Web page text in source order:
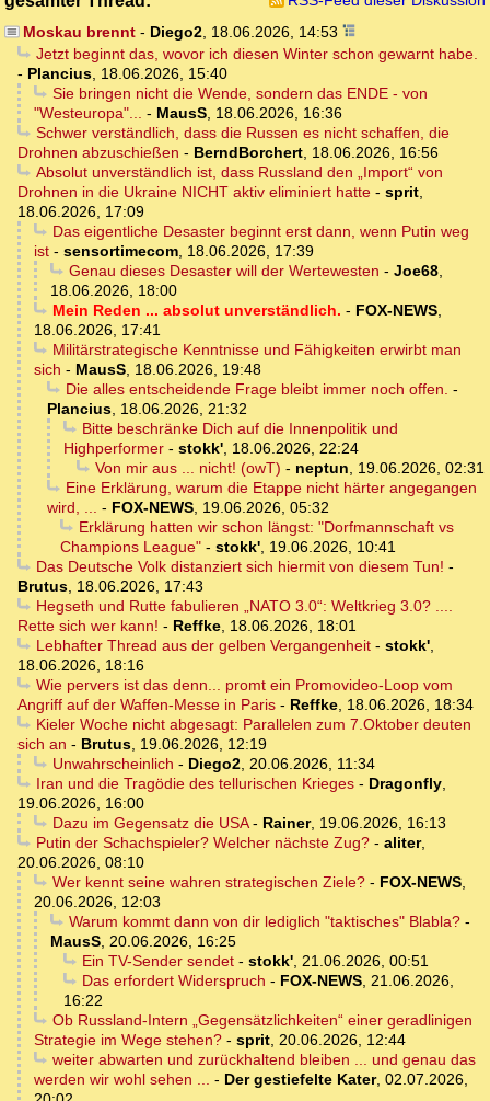
Moskau brennt- Diego2, 18.06.2026, 14:53
Jetzt beginnt das, wovor ich diesen Winter schon gewarnt habe.
- Plancius 18.06.2026, 15:40
Sie bringen nicht die Wende, sondern das ENDE - von
"Westeuropa"...
- MausS 18.06.2026, 16:36
Schwer verständlich, dass die Russen es nicht schaffen, die
Drohnen abzuschießen - BerndBorchert 18.06.2026, 16:56
Absolut unverständlich ist, dass Russland den „Import“ von
Drohnen in die Ukraine NICHT aktiv eliminiert hatte - sprit
18.06.2026, 17:09
Das eigentliche Desaster beginnt erst dann, wenn Putin weg
ist - sensortimecom 18.06.2026, 17:39
Genau dieses Desaster will der Wertewesten - Joe68,
18.06.2026, 18:00
Mein Reden ... absolut unverständlich. - FOX-NEWS,
18.06.2026, 17:41
Militärstrategische Kenntnisse und Fähigkeiten erwirbt man
sich - MausS 18.06.2026, 19:48
Die alles entscheidende Frage bleibt immer noch offen. -
Plancius 18.06.2026, 21:32
Bitte beschränke Dich auf die Innenpolitik und
Highperformer - stokk' 18.06.2026, 22:24
Von mir aus ... nicht! (owT) - neptun
19.06.2026, 02:31
Eine Erklärung, warum die Etappe nicht härter angegangen
wird, ...
- FOX-NEWS 19.06.2026, 05:32
Erklärung hatten wir schon längst: "Dorfmannschaft vs
Champions League" - stokk' 19.06.2026, 10:41
Das Deutsche Volk distanziert sich hiermit von diesem Tun! -
Brutus 18.06.2026, 17:43
Hegseth und Rutte fabulieren „NATO 3.0“: Weltkrieg 3.0? ....
Rette sich wer kann! - Reffke 18.06.2026, 18:01
Lebhafter Thread aus der gelben Vergangenheit- stokk',
18.06.2026, 18:16
Wie pervers ist das denn... promt ein Promovideo-Loop vom
Angriff auf der Waffen-Messe in Paris - Reffke 18.06.2026, 18:34
Kieler Woche nicht abgesagt: Parallelen zum 7.Oktober deuten
sich an - Brutus 19.06.2026, 12:19
Unwahrscheinlich - Diego2, 20.06.2026, 11:34
Iran und die Tragödie des tellurischen Krieges- Dragonfly,
19.06.2026, 16:00
Dazu im Gegensatz die USA- Rainer, 19.06.2026, 16:13
Putin der Schachspieler? Welcher nächste Zug?- aliter,
20.06.2026, 08:10
Wer kennt seine wahren strategischen Ziele?- FOX-NEWS,
20.06.2026, 12:03
Warum kommt dann von dir lediglich "taktisches" Blabla?-
MausS 20.06.2026, 16:25
Ein TV-Sender sendet- stokk', 21.06.2026, 00:51
Das erfordert Widerspruch - FOX-NEWS, 21.06.2026,
16:22
Ob Russland-Intern „Gegensätzlichkeiten“ einer geradlinigen
Strategie im Wege stehen? - sprit 20.06.2026, 12:44
weiter abwarten und zurückhaltend bleiben ... und genau das
werden wir wohl sehen ...
- Der gestiefelte Kater, 02.07.2026,